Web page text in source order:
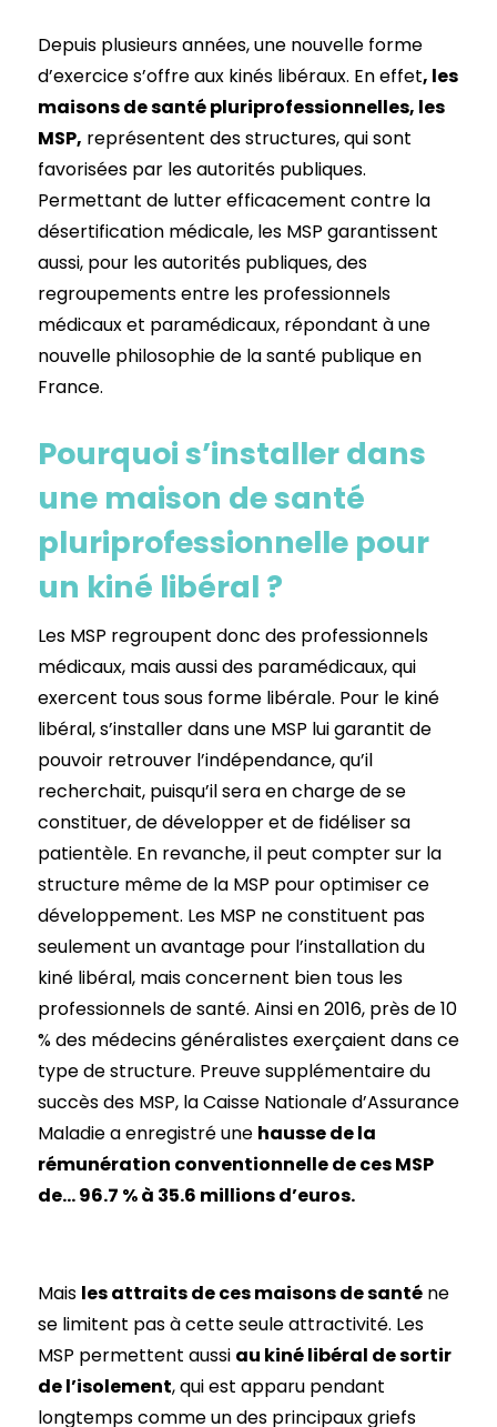
Depuis plusieurs années, une nouvelle forme
d’exercice s’offre aux kinés libéraux. En effet, les
maisons de santé pluriprofessionnelles, les
MSP, représentent des structures, qui sont
favorisées par les autorités publiques.
Permettant de lutter efficacement contre la
désertification médicale, les MSP garantissent
aussi, pour les autorités publiques, des
regroupements entre les professionnels
médicaux et paramédicaux, répondant à une
nouvelle philosophie de la santé publique en
France.
Pourquoi s’installer dans
une maison de santé
pluriprofessionnelle pour
un kiné libéral ?
Les MSP regroupent donc des professionnels
médicaux, mais aussi des paramédicaux, qui
exercent tous sous forme libérale. Pour le kiné
libéral, s’installer dans une MSP lui garantit de
pouvoir retrouver l’indépendance, qu’il
recherchait, puisqu’il sera en charge de se
constituer, de développer et de fidéliser sa
patientèle. En revanche, il peut compter sur la
structure même de la MSP pour optimiser ce
développement. Les MSP ne constituent pas
seulement un avantage pour l’installation du
kiné libéral, mais concernent bien tous les
professionnels de santé. Ainsi en 2016, près de 10
% des médecins généralistes exerçaient dans ce
type de structure. Preuve supplémentaire du
succès des MSP, la Caisse Nationale d’Assurance
Maladie a enregistré une hausse de la
rémunération conventionnelle de ces MSP
de… 96.7 % à 35.6 millions d’euros.
Mais les attraits de ces maisons de santéne
se limitent pas à cette seule attractivité. Les
MSP permettent aussi au kiné libéral de sortir
de l’isolement, qui est apparu pendant
longtemps comme un des principaux griefs